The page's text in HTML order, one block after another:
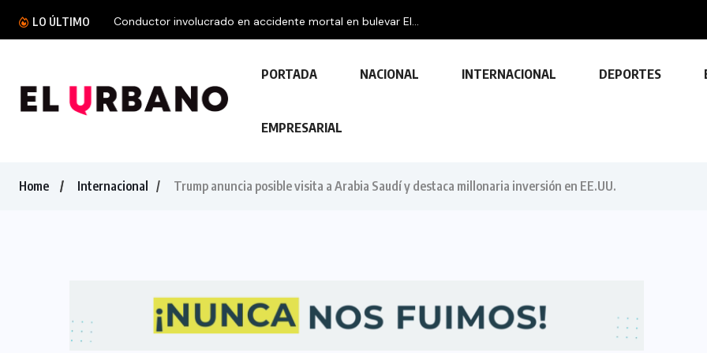
LO ÚLTIMO Conductor involucrado en accidente mortal en bulevar El...
PORTADA NACIONAL INTERNACIONAL DEPORTES
EMPRESARIAL
Home Internacional Trump anuncia posible visita a Arabia Saudí y destaca millonaria inversión en EE.UU.